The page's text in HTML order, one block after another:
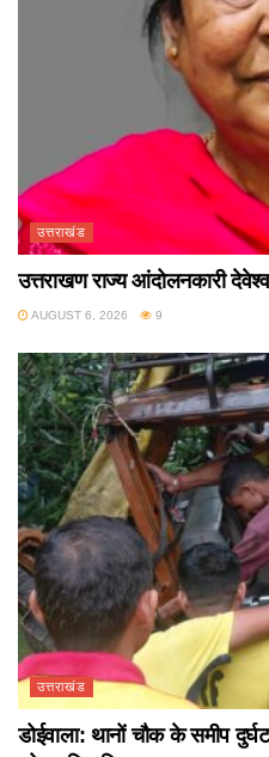
उत्तराखंड
उत्तराखण राज्य आंदोलनकारी
AUGUST 6, 2026 9
उत्तराखंड
डोईवाला: थानों चौक के समीप